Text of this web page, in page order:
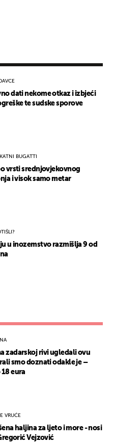
dati nekome otkaz i izbjeći
te sudske sporove
BUGATTI
vrsti srednjovjekovnog
i visok samo metar
u inozemstvo razmišlja 9 od
zadarskoj rivi ugledali ovu
smo doznati odakle je –
18 eura
VRUĆE
haljina za ljeto i more - nosi
Vejzović